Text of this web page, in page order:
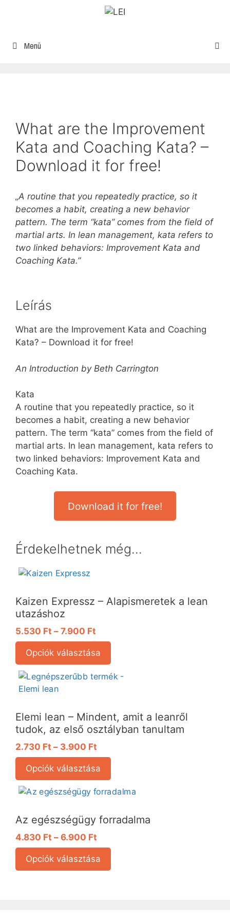
Menü
What are the Improvement
Kata and Coaching Kata? –
Download it for free!
„A routine that you repeatedly practice, so it
becomes a habit, creating a new behavior
pattern. The term “kata” comes from the field of
martial arts. In lean management, kata refers to
two linked behaviors: Improvement Kata and
Coaching Kata.”
Leírás
What are the Improvement Kata and Coaching
Kata? – Download it for free!
An Introduction by Beth Carrington
Kata
A routine that you repeatedly practice, so it
becomes a habit, creating a new behavior
pattern. The term “kata” comes from the field of
martial arts. In lean management, kata refers to
two linked behaviors: Improvement Kata and
Coaching Kata.
Download it for free!
Érdekelhetnek még…
Kaizen Expressz – Alapismeretek a lean
utazáshoz
5.530 Ft – 7.900 Ft
Opciók választása
Elemi lean – Mindent, amit a leanről
tudok, az első osztályban tanultam
2.730 Ft – 3.900 Ft
Opciók választása
Az egészségügy forradalma
4.830 Ft – 6.900 Ft
Opciók választása